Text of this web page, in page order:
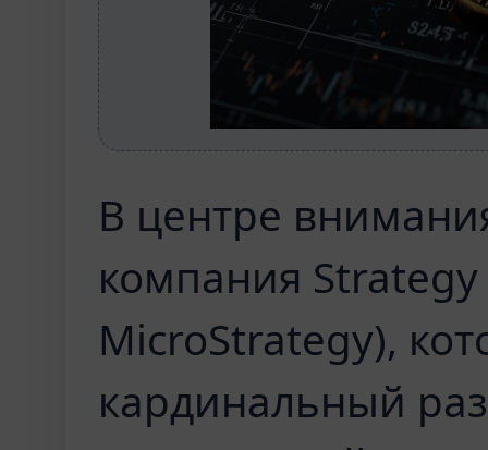
В центре
компания
MicroStrategy),
кардинальный